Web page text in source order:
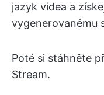
jazyk videa a
vygenerovanému
Poté si stáhněte
Stream.